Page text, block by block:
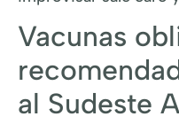
Vacunas
al Sudeste